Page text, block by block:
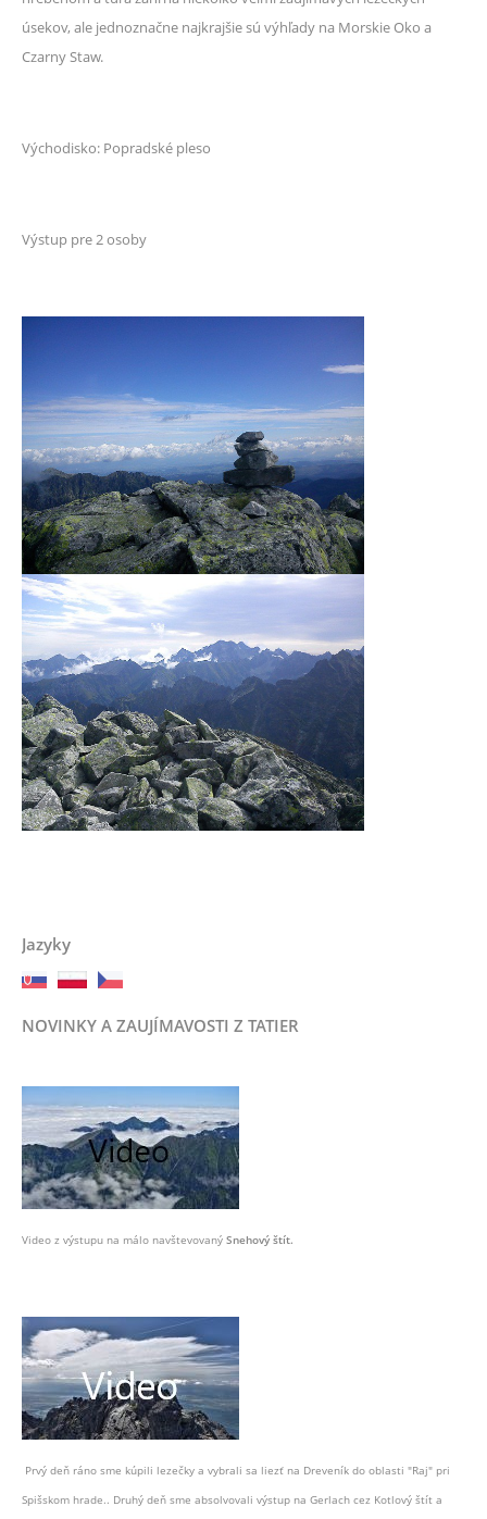
úsekov, ale jednoznačne najkrajšie sú výhľady na Morskie Oko a
Czarny Staw.
Východisko: Popradské pleso
Výstup pre 2 osoby
Jazyky
NOVINKY A ZAUJÍMAVOSTI Z TATIER
Video z výstupu na málo navštevovaný Snehový štít.
Prvý deň ráno sme kúpili lezečky a vybrali sa liezť na Dreveník do oblasti "Raj" pri
Spišskom hrade.. Druhý deň sme absolvovali výstup na Gerlach cez Kotlový štít a